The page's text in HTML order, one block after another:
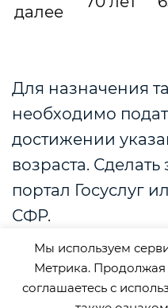
далее
Для назначения
необходимо
достижении
возраста.
портал Госуслуг
СФР.
Размер этого
составляет 8
Мы используем
Метрика. Продолжая
соглашаетесь с